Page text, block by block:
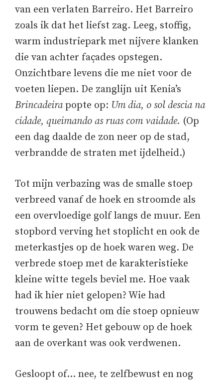
van een verlaten Barreiro. Het Barreiro
zoals ik dat het liefst zag. Leeg, stoffig,
warm industriepark met nijvere klanken
die van achter façades opstegen.
Onzichtbare levens die me niet voor de
voeten liepen. De zanglijn uit Kenia’s
Brincadeirapopte op: Um dia, o sol descia na
cidade, queimando as ruas com vaidade. (Op
een dag daalde de zon neer op de stad,
verbrandde de straten met ijdelheid.)
Tot mijn verbazing was de smalle stoep
verbreed vanaf de hoek en stroomde als
een overvloedige golf langs de muur. Een
stopbord verving het stoplicht en ook de
meterkastjes op de hoek waren weg. De
verbrede stoep met de karakteristieke
kleine witte tegels beviel me. Hoe vaak
had ik hier niet gelopen? Wie had
trouwens bedacht om die stoep opnieuw
vorm te geven? Het gebouw op de hoek
aan de overkant was ook verdwenen.
Gesloopt of… nee, te zelfbewust en nog